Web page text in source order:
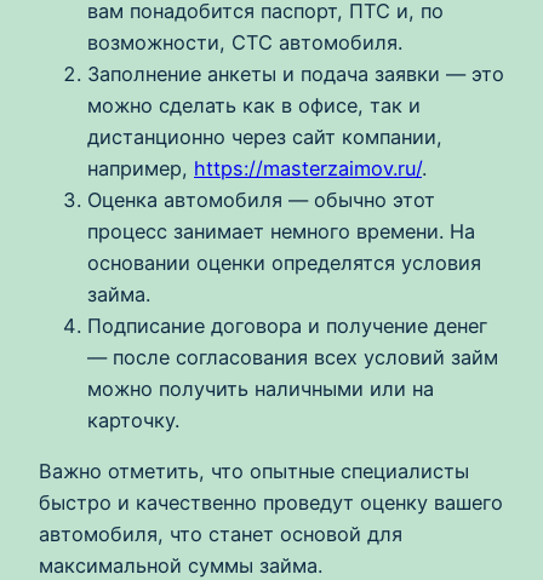
вам понадобится паспорт, ПТС и, по
возможности, СТС автомобиля.
Заполнение анкеты и подача заявки — это
можно сделать как в офисе, так и
дистанционно через сайт компании,
например, https://masterzaimov.ru/.
Оценка автомобиля — обычно этот
процесс занимает немного времени. На
основании оценки определятся условия
займа.
Подписание договора и получение денег
— после согласования всех условий займ
можно получить наличными или на
карточку.
Важно отметить, что опытные специалисты
быстро и качественно проведут оценку вашего
автомобиля, что станет основой для
максимальной суммы займа.